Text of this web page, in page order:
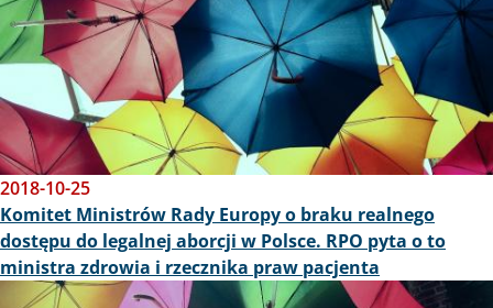
2018-10-25
Komitet Ministrów Rady Europy o braku realnego
dostępu do legalnej aborcji w Polsce. RPO pyta o to
ministra zdrowia i rzecznika praw pacjenta
Obraz